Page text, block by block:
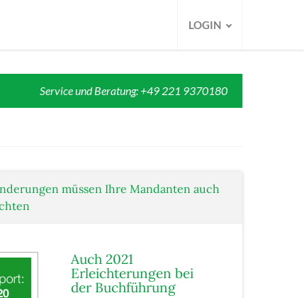
LOGIN
Service und Beratung: +49 221 9370180
müssen Ihre Mandanten auch
Auch 2021
Erleichterungen bei
der Buchführung